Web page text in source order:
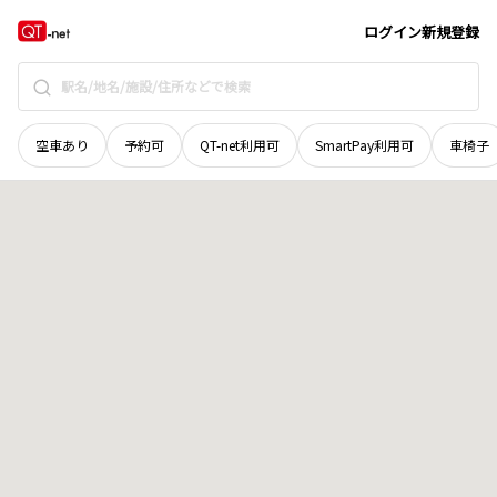
ログイン新規登録
空車あり 予約可 QT-net利用可 SmartPay利用可 車椅子
宮城県